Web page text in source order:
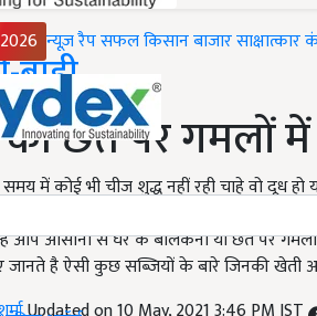
न्यूज़ रैपसफल किसानबाजारसाक्षात्कार
छत पर गमलों में
में कोई भी चीज शुद्ध नहीं रही चाहे वो दूध हो
आप आसानी से घर के बालकनी या छत पर
जानते है ऐसी कुछ सब्जियों के बारे जिनकी